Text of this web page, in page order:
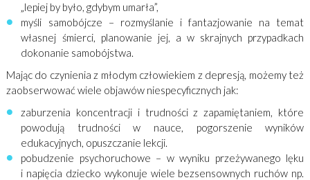
„lepiej by było, gdybym umarła”,
myśli samobójcze – rozmyślanie i fantazjowanie na temat
własnej śmierci, planowanie jej, a w skrajnych przypadkach
dokonanie samobójstwa.
Mając do czynienia z młodym człowiekiem z depresją, możemy też
zaobserwować wiele objawów niespecyficznych jak:
zaburzenia koncentracji i trudności z zapamiętaniem, które
powodują trudności w nauce, pogorszenie wyników
edukacyjnych, opuszczanie lekcji.
pobudzenie psychoruchowe – w wyniku przeżywanego lęku
i napięcia dziecko wykonuje wiele bezsensownych ruchów np.